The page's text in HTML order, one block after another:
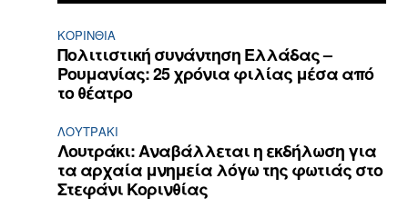
ΚΟΡΙΝΘΊΑ
Πολιτιστική συνάντηση Ελλάδας –
Ρουμανίας: 25 χρόνια φιλίας μέσα από
το θέατρο
ΛΟΥΤΡΆΚΙ
Λουτράκι: Αναβάλλεται η εκδήλωση για
τα αρχαία μνημεία λόγω της φωτιάς στο
Στεφάνι Κορινθίας